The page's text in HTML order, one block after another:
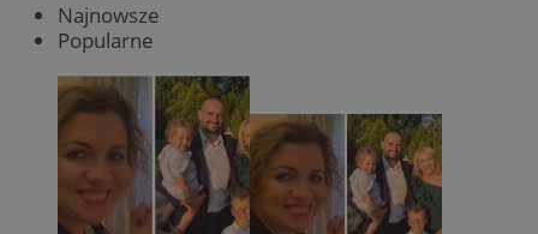
Najnowsze
Popularne